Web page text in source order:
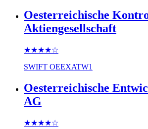
Oesterreichische
Aktiengesellschaft
★★★★☆
SWIFT OEEXATW1
Oesterreichische
AG
★★★★☆